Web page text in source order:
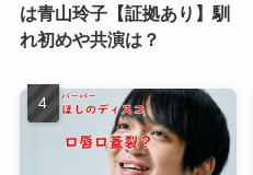
は青山玲子【証拠あり】馴
れ初めや共演は？